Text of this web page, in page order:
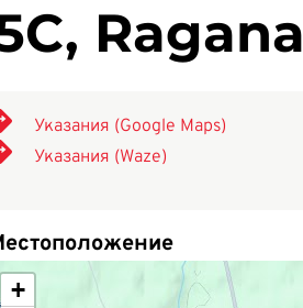
Ragana
Указания (Google Maps)
Указания (Waze)
+